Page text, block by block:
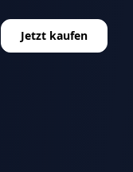
Jetzt kaufen